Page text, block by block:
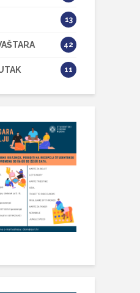
13
42
11